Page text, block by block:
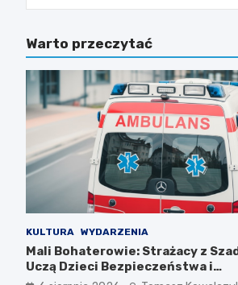
Warto przeczytać
KULTURA WYDARZENIA
Mali Bohaterowie: Strażacy z
Uczą Dzieci Bezpieczeństwa i